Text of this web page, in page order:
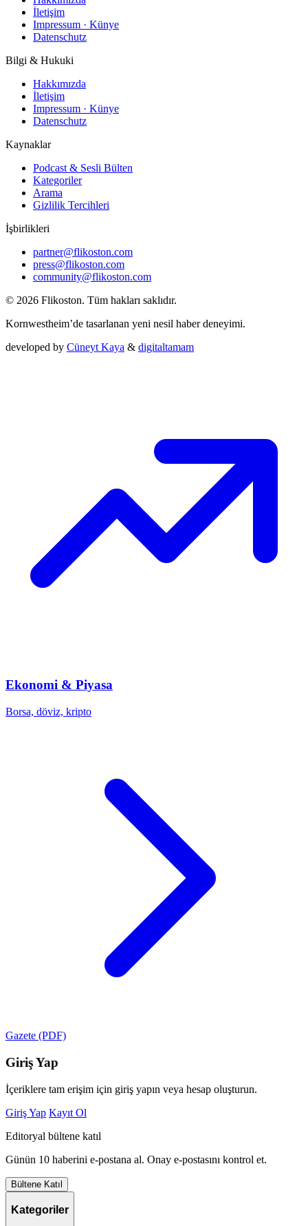
İletişim
Impressum · Künye
Datenschutz
Bilgi & Hukuki
Hakkımızda
İletişim
Impressum · Künye
Datenschutz
Kaynaklar
Podcast & Sesli Bülten
Kategoriler
Arama
Gizlilik Tercihleri
İşbirlikleri
partner@flikoston.com
press@flikoston.com
community@flikoston.com
© 2026 Flikoston. Tüm hakları saklıdır.
Kornwestheim’de tasarlanan yeni nesil haber deneyimi.
developed by Cüneyt Kaya & digitaltamam
Ekonomi & Piyasa
Borsa, döviz, kripto
Gazete (PDF)
Giriş Yap
İçeriklere tam erişim için giriş yapın veya hesap oluşturun.
Giriş Yap Kayıt Ol
Editoryal bültene katıl
Günün 10 haberini e-postana al. Onay e-postasını kontrol et.
Bültene Katıl
Kategoriler